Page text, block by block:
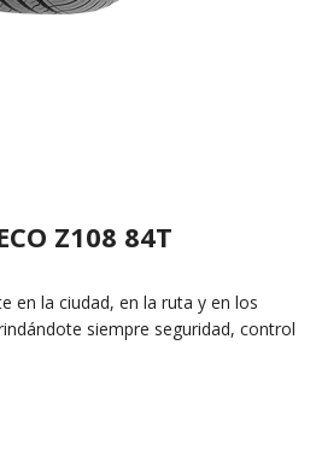
Z108 84T
en la ciudad, en la ruta y en los
siempre seguridad, control